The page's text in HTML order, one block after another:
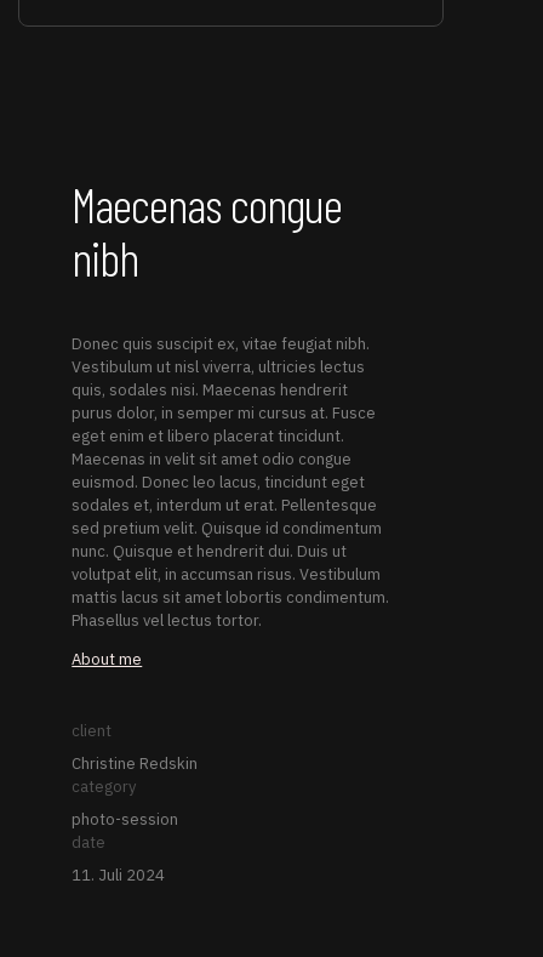
Maecenas congue
nibh
Donec quis suscipit ex, vitae feugiat nibh.
Vestibulum ut nisl viverra, ultricies lectus
quis, sodales nisi. Maecenas hendrerit
purus dolor, in semper mi cursus at. Fusce
eget enim et libero placerat tincidunt.
Maecenas in velit sit amet odio congue
euismod. Donec leo lacus, tincidunt eget
sodales et, interdum ut erat. Pellentesque
sed pretium velit. Quisque id condimentum
nunc. Quisque et hendrerit dui. Duis ut
volutpat elit, in accumsan risus. Vestibulum
mattis lacus sit amet lobortis condimentum.
Phasellus vel lectus tortor.
About me
client
Christine Redskin
category
photo-session
date
11. Juli 2024